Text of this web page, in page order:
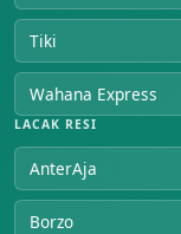
Tiki
Wahana Express
LACAK RESI
AnterAja
Borzo